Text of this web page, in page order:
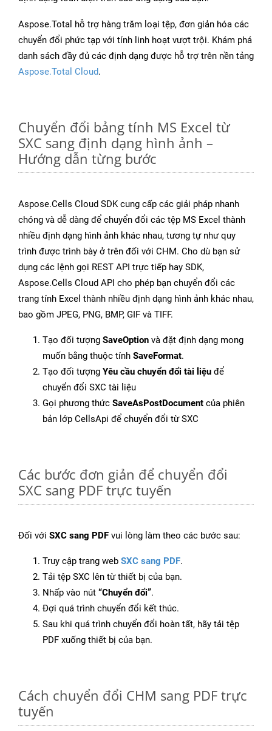
Aspose.Total hỗ trợ hàng trăm loại tệp, đơn giản hóa các
chuyển đổi phức tạp với tính linh hoạt vượt trội. Khám phá
danh sách đầy đủ các định dạng được hỗ trợ trên nền tảng
Aspose.Total Cloud.
Chuyển đổi bảng tính MS Excel từ
SXC sang định dạng hình ảnh –
Hướng dẫn từng bước
Aspose.Cells Cloud SDK cung cấp các giải pháp nhanh
chóng và dễ dàng để chuyển đổi các tệp MS Excel thành
nhiều định dạng hình ảnh khác nhau, tương tự như quy
trình được trình bày ở trên đối với CHM. Cho dù bạn sử
dụng các lệnh gọi REST API trực tiếp hay SDK,
Aspose.Cells Cloud API cho phép bạn chuyển đổi các
trang tính Excel thành nhiều định dạng hình ảnh khác nhau,
bao gồm JPEG, PNG, BMP, GIF và TIFF.
Tạo đối tượng SaveOption và đặt định dạng mong
muốn bằng thuộc tính SaveFormat.
Tạo đối tượng Yêu cầu chuyển đổi tài liệu để
chuyển đổi SXC tài liệu
Gọi phương thức SaveAsPostDocument của phiên
bản lớp CellsApi để chuyển đổi từ SXC
Các bước đơn giản để chuyển đổi
SXC sang PDF trực tuyến
Đối với SXC sang PDF vui lòng làm theo các bước sau:
Truy cập trang web SXC sang PDF.
Tải tệp SXC lên từ thiết bị của bạn.
Nhấp vào nút “Chuyển đổi”.
Đợi quá trình chuyển đổi kết thúc.
Sau khi quá trình chuyển đổi hoàn tất, hãy tải tệp
PDF xuống thiết bị của bạn.
Cách chuyển đổi CHM sang PDF trực
tuyến